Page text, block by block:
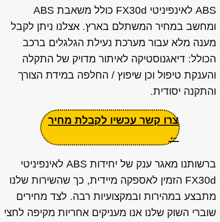
ABS לאינפיניטי FX30d כולל משאבת ABS
ומחשב במחיר המשתלם בארץ. אצלנו ניתן לקבל
מענה מלא עבור מערכת נעילת הגלגלים ברכב
הכולל: דיאגנוסטיקה לאיתור מדויק של התקלה
והענקת טיפול וכן שיפוץ / החלפה במידת הצורך
והתקנה יסודית.
צרו קשר עכשיו לקבלת מחיר
←
ברשותנו מאגר ענק של יחידות ABS לאינפיניטי
FX30d הזמין לאספקה מיידית, כך שהשירות שלנו
מתבצע במהירות ובמקצועיות רבה. לצד מחירים
שוברי השוק שלנו אנו מעניקים אחריות מקיפה לחצי